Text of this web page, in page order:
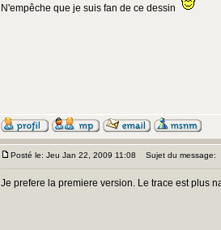
N'empêche que je suis fan de ce dessin
Posté le: Jeu Jan 22, 2009 11:08 Sujet du message:
Je prefere la premiere version. Le trace est plus